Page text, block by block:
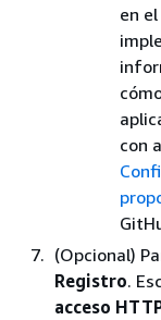
en
con
(Opcional)
Registro.
acceso